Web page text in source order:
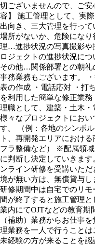
切ございませんので、ご
容】 施工管理として、実
出向き、三大管理を行っ
場所がないか、危険にな
理…進捗状況の写真撮影
ロジェクトの進捗状況に
その他…関係部署との朝礼
事務業務もございます。
表の作成 ・電話応対 ・打
を利用した簡単な修正業
理職として、建築・土木
様々なプロジェクトにお
す。 （例：各地のシンボ
ト、再開発エリアにおけ
フラ整備など） ※配属領
に判断し決定していきま
ンライン研修を受講いた
境が無い方は、無償貸与
研修期間中は自宅でのリ
間が終了すると施工管理
業内にてOJTなどの教育期
（補助）業務からお仕事
理業務を一人で行うこと
未経験の方が来ることを